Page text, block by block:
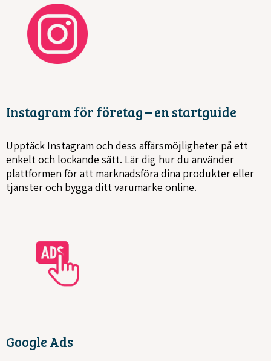
Instagram för företag – en startguide
Upptäck Instagram och dess affärsmöjligheter på ett
enkelt och lockande sätt. Lär dig hur du använder
plattformen för att marknadsföra dina produkter eller
tjänster och bygga ditt varumärke online.
Google Ads